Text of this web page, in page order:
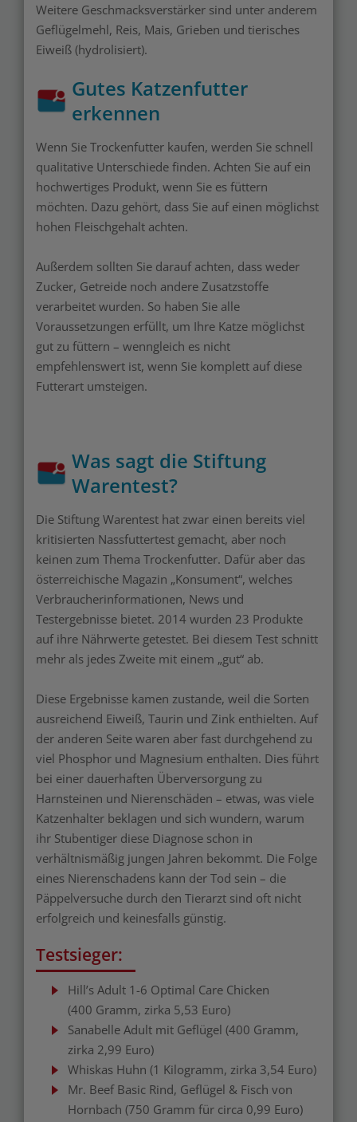
Weitere Geschmacksverstärker sind unter anderem
Geflügelmehl, Reis, Mais, Grieben und tierisches
Eiweiß (hydrolisiert).
Gutes Katzenfutter
erkennen
Wenn Sie Trockenfutter kaufen, werden Sie schnell
qualitative Unterschiede finden. Achten Sie auf ein
hochwertiges Produkt, wenn Sie es füttern
möchten. Dazu gehört, dass Sie auf einen möglichst
hohen Fleischgehalt achten.
Außerdem sollten Sie darauf achten, dass weder
Zucker, Getreide noch andere Zusatzstoffe
verarbeitet wurden. So haben Sie alle
Voraussetzungen erfüllt, um Ihre Katze möglichst
gut zu füttern – wenngleich es nicht
empfehlenswert ist, wenn Sie komplett auf diese
Futterart umsteigen.
Was sagt die Stiftung
Warentest?
Die Stiftung Warentest hat zwar einen bereits viel
kritisierten Nassfuttertest gemacht, aber noch
keinen zum Thema Trockenfutter. Dafür aber das
österreichische Magazin „Konsument“, welches
Verbraucherinformationen, News und
Testergebnisse bietet. 2014 wurden 23 Produkte
auf ihre Nährwerte getestet. Bei diesem Test schnitt
mehr als jedes Zweite mit einem „gut“ ab.
Diese Ergebnisse kamen zustande, weil die Sorten
ausreichend Eiweiß, Taurin und Zink enthielten. Auf
der anderen Seite waren aber fast durchgehend zu
viel Phosphor und Magnesium enthalten. Dies führt
bei einer dauerhaften Überversorgung zu
Harnsteinen und Nierenschäden – etwas, was viele
Katzenhalter beklagen und sich wundern, warum
ihr Stubentiger diese Diagnose schon in
verhältnismäßig jungen Jahren bekommt. Die Folge
eines Nierenschadens kann der Tod sein – die
Päppelversuche durch den Tierarzt sind oft nicht
erfolgreich und keinesfalls günstig.
Testsieger:
Hill’s Adult 1-6 Optimal Care Chicken
(400 Gramm, zirka 5,53 Euro)
Sanabelle Adult mit Geflügel (400 Gramm,
zirka 2,99 Euro)
Whiskas Huhn (1 Kilogramm, zirka 3,54 Euro)
Mr. Beef Basic Rind, Geflügel & Fisch von
Hornbach (750 Gramm für circa 0,99 Euro)